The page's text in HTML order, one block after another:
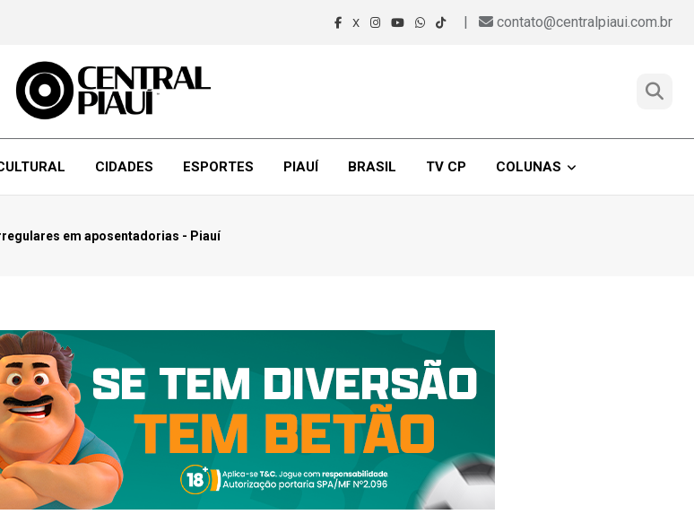
X | contato@centralpiaui.com.br
CIDADES ESPORTES PIAUÍ BRASIL TV CP COLUNAS
em aposentadorias - Piauí